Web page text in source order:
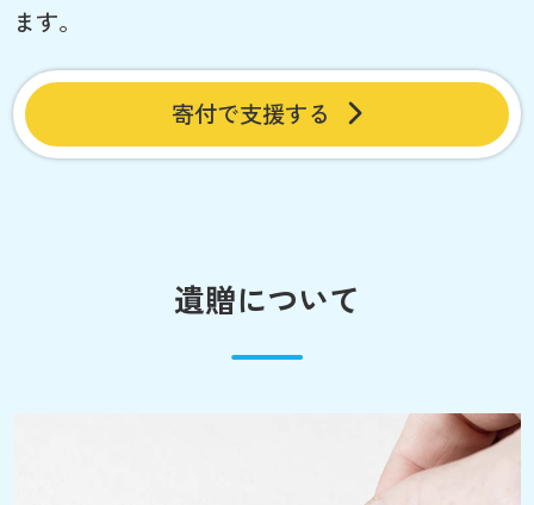
ます。
寄付で支援する
遺贈について